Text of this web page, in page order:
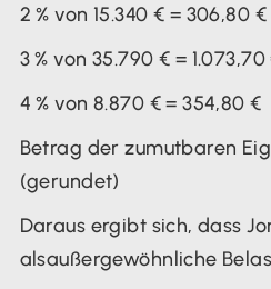
2 % von 15.340 € = 306,80 €
3 % von 35.790 € = 1.073,70
4 % von 8.870 € = 354,80 €
Betrag der zumutbaren
(gerundet)
Daraus ergibt sich, dass
alsaußergewöhnliche